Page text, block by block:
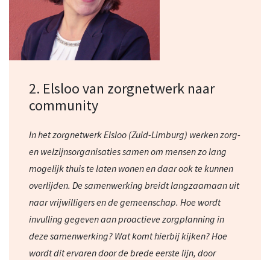
2. Elsloo van zorgnetwerk naar
community
In het zorgnetwerk Elsloo (Zuid-Limburg) werken zorg-
en welzijnsorganisaties samen om mensen zo lang
mogelijk thuis te laten wonen en daar ook te kunnen
overlijden. De samenwerking breidt langzaamaan uit
naar vrijwilligers en de gemeenschap. Hoe wordt
invulling gegeven aan proactieve zorgplanning in
deze samenwerking? Wat komt hierbij kijken? Hoe
wordt dit ervaren door de brede eerste lijn, door